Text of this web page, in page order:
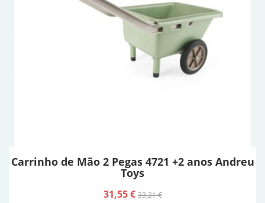
Carrinho de Mão 2 Pegas 4721 +2 anos Andreu
Toys
31,55 €33,21 €